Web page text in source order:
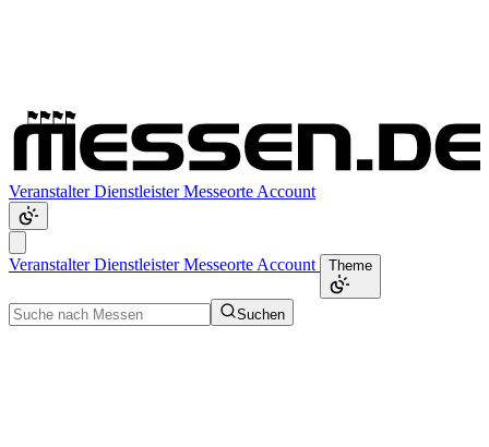
VeranstalterDienstleisterMesseorte Account
VeranstalterDienstleisterMesseorte Account Theme
Suchen